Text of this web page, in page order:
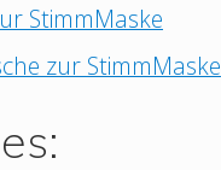
StimmMaske
zur StimmMaske